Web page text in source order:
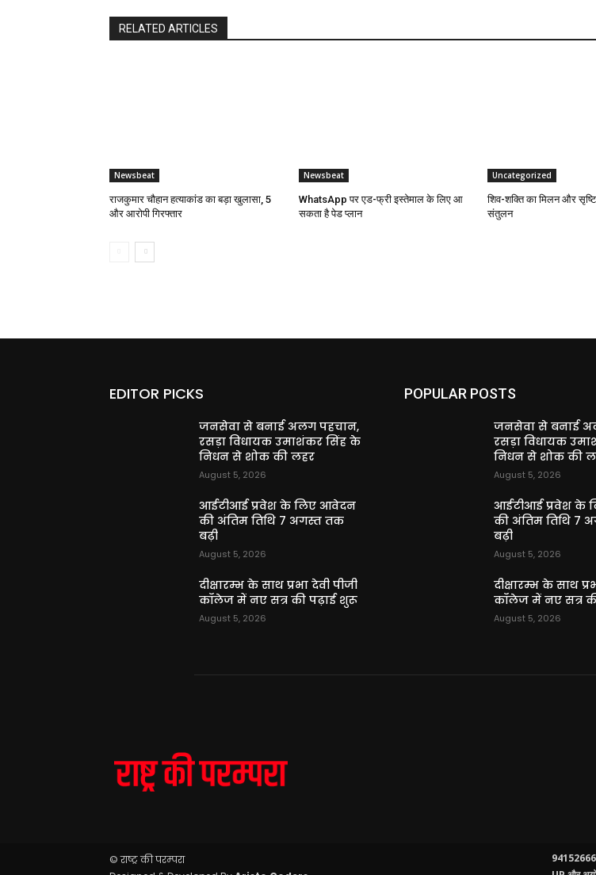
RELATED ARTICLES
Newsbeat
राजकुमार चौहान हत्याकांड का बड़ा खुलासा, 5
और आरोपी गिरफ्तार
Newsbeat
WhatsApp पर एड-फ्री इस्तेमाल के लिए आ
सकता है पेड प्लान
Uncategorized
शिव-शक्ति का मिलन और
संतुलन
EDITOR PICKS
जनसेवा से बनाई अलग पहचान,
रसड़ा विधायक उमाशंकर सिंह के
निधन से शोक की लहर
August 5, 2026
आईटीआई प्रवेश के लिए आवेदन
की अंतिम तिथि 7 अगस्त तक
बढ़ी
August 5, 2026
दीक्षारम्भ के साथ प्रभा देवी पीजी
कॉलेज में नए सत्र की पढ़ाई शुरू
August 5, 2026
POPULAR POSTS
जनसेवा से बनाई
रसड़ा विधायक
निधन से शोक की
August 5, 2026
आईटीआई प्रवेश के
की अंतिम तिथि 7
बढ़ी
August 5, 2026
दीक्षारम्भ के साथ
कॉलेज में नए सत्र
August 5, 2026
© राष्ट्र की परम्परा